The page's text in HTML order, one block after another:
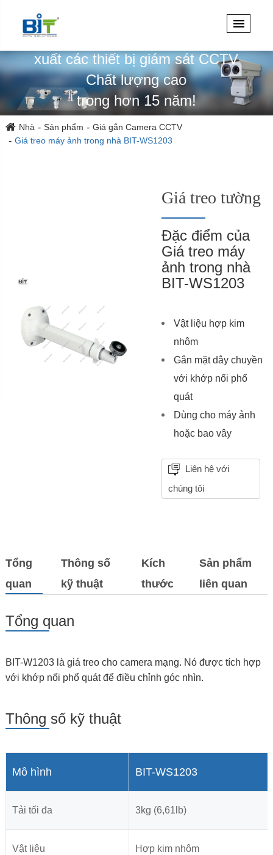
Chuyên thiết kế, kỹ thuật & sản
xuất các thiết bị giám sát CCTV
Chất lượng cao
trong hơn 15 năm!
Nhà Sản phẩm
Giá gắn Camera CCTV
Giá treo máy ảnh trong nhà BIT-WS1203
Giá treo tường
Đặc điểm của
Giá treo máy
ảnh trong nhà
BIT-WS1203
Vật liệu hợp kim
nhôm
Gắn mặt dây chuyền
với khớp nối phổ
quát
Dùng cho máy ảnh
hoặc bao vây
Liên hệ với
chúng tôi
Tổng
quan
Thông số
kỹ thuật
Kích
thước
Sản phẩm
liên quan
Tổng quan
BIT-W1203 là giá treo cho camera mạng. Nó được tích hợp
với khớp nối phổ quát để điều chỉnh góc nhìn.
Thông số kỹ thuật
Mô hình BIT-WS1203
Tải tối đa 3kg (6,61lb)
Vật liệu Hợp kim nhôm